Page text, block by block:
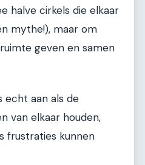
halve cirkels die elkaar
mythe!), maar om
geven en samen
echt aan als de
van elkaar houden,
frustraties kunnen